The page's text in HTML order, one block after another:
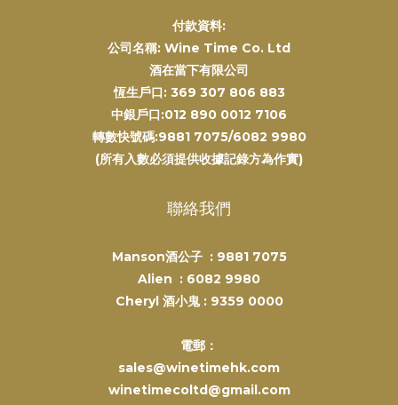
付款資料:
公司名稱: Wine Time Co. Ltd
酒在當下有限公司
恆生戶口: 369 307 806 883
中銀戶口:012 890 0012 7106
轉數快號碼:9881 7075/6082 9980
(所有入數必須提供收據記錄方為作實)
聯絡我們
Manson酒公子 : 9881 7075
Alien : 6082 9980
Cheryl 酒小鬼 : 9359 0000
電郵：
sales@winetimehk.com
winetimecoltd@gmail.com